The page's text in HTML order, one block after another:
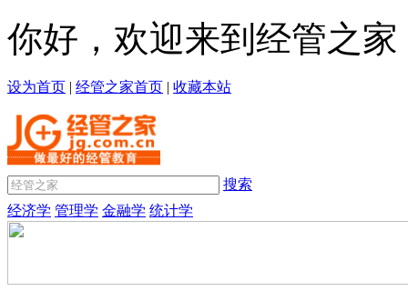
你好，欢迎来到经管之家
设为首页 | 经管之家首页 | 收藏本站
搜索
经济学 管理学 金融学 统计学